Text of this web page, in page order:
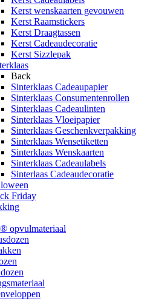
Kerst wenskaarten gevouwen
Kerst Raamstickers
Kerst Draagtassen
Kerst Cadeaudecoratie
Kerst Sizzlepak
Back
Sinterklaas Cadeaupapier
Sinterklaas Consumentenrollen
Sinterklaas Cadeaulinten
Sinterklaas Vloeipapier
Sinterklaas Geschenkverpakking
Sinterklaas Wensetiketten
Sinterklaas Wenskaarten
Sinterklaas Cadeaulabels
Sinterlaas Cadeaudecoratie
Friday
opvulmateriaal